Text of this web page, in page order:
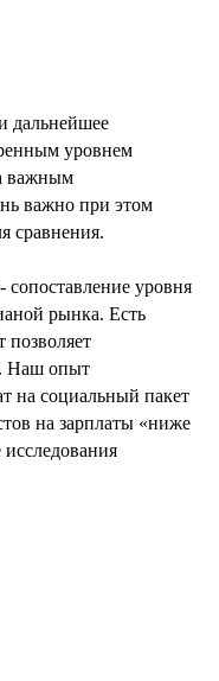
дальнейшее
уровнем
важным
важно при этом
сравнения.
уровня
рынка. Есть
позволяет
Наш опыт
на социальный пакет
на зарплаты «ниже